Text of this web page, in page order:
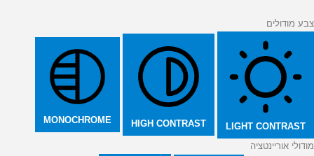
צבע מודולים
LIGHT CONTRAST
HIGH CONTRAST
MONOCHROME
מודולי אוריינטציה